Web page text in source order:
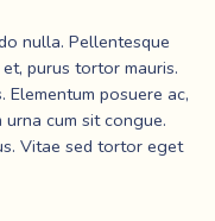
nulla. Pellentesque
purus tortor mauris.
posuere ac,
cum sit congue.
Vitae sed tortor eget